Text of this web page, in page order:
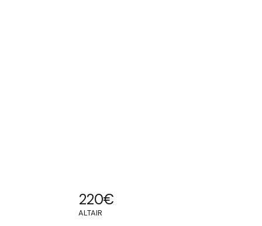
220€
ALTAIR